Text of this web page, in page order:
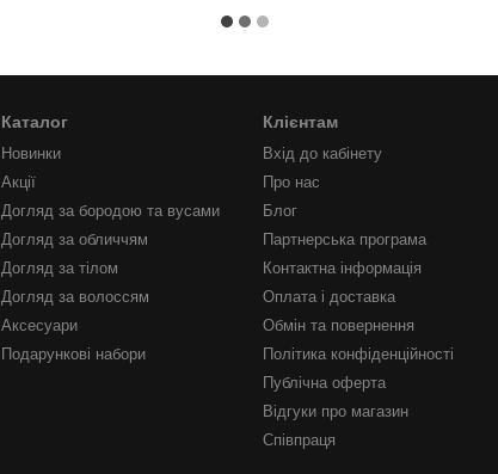
Каталог
Новинки
Акції
Догляд за бородою та вусами
Догляд за обличчям
Догляд за тілом
Догляд за волоссям
Аксесуари
Подарункові набори
Клієнтам
Вхід до кабінету
Про нас
Блог
Партнерська програма
Контактна інформація
Оплата і доставка
Обмін та повернення
Політика конфіденційності
Публічна оферта
Відгуки про магазин
Співпраця